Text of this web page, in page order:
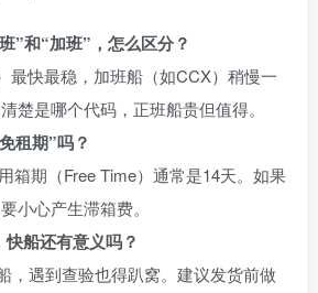
”和“加班”，怎么区分？
最快最稳，加班船（如CCX）稍慢一
楚是哪个代码，正班船贵但值得。
租期”吗？
箱期（Free Time）通常是14天。如果
小心产生滞箱费。
船还有意义吗？
，遇到查验也得趴窝。建议发货前做